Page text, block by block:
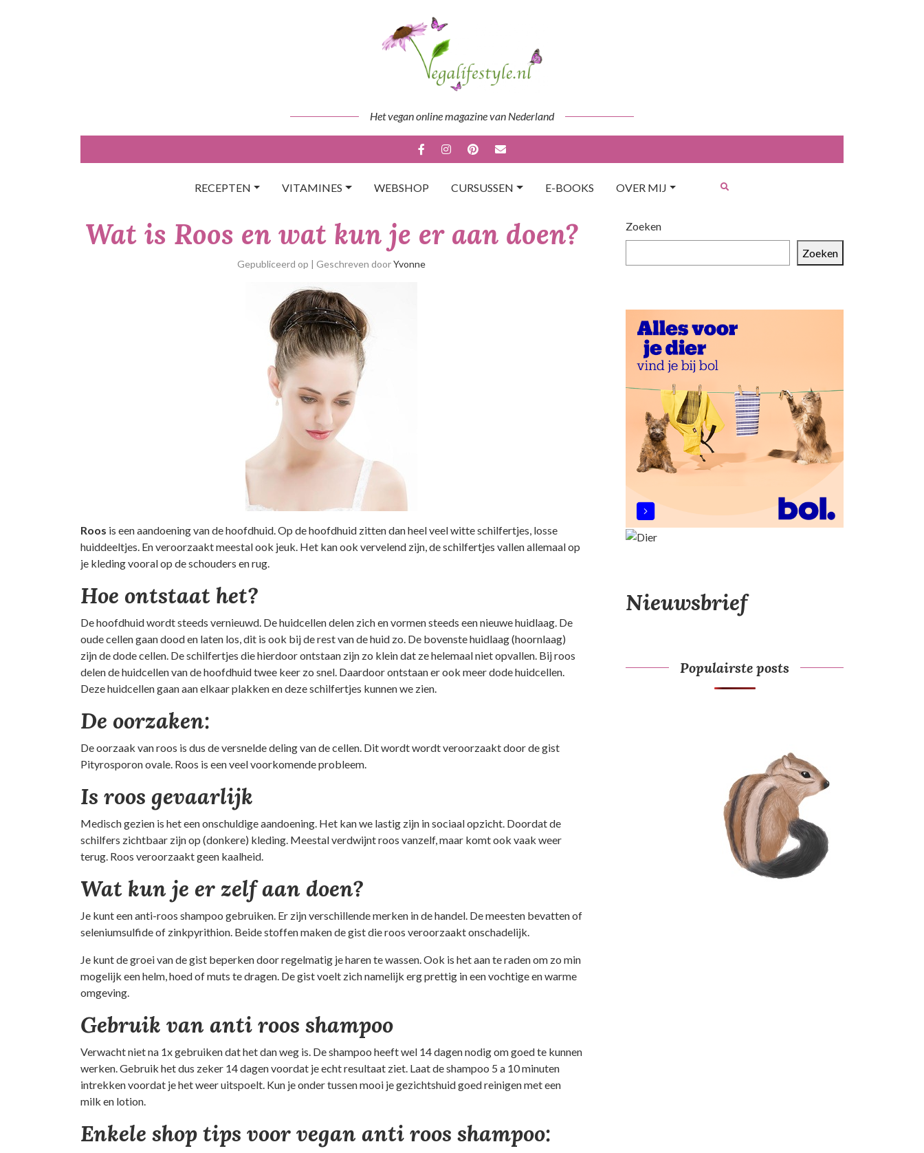
Het vegan online magazine van Nederland
RECEPTEN VITAMINES WEBSHOP CURSUSSEN E-BOOKS OVER MIJ
Wat is Roos en wat kun je er aan doen?
Gepubliceerd op | Geschreven doorYvonne
Roos is een aandoening van de hoofdhuid. Op de hoofdhuid zitten dan heel veel witte schilfertjes, losse
huiddeeltjes. En veroorzaakt meestal ook jeuk. Het kan ook vervelend zijn, de schilfertjes vallen allemaal op
je kleding vooral op de schouders en rug.
Hoe ontstaat het?
De hoofdhuid wordt steeds vernieuwd. De huidcellen delen zich en vormen steeds een nieuwe huidlaag. De
oude cellen gaan dood en laten los, dit is ook bij de rest van de huid zo. De bovenste huidlaag (hoornlaag)
zijn de dode cellen. De schilfertjes die hierdoor ontstaan zijn zo klein dat ze helemaal niet opvallen. Bij roos
delen de huidcellen van de hoofdhuid twee keer zo snel. Daardoor ontstaan er ook meer dode huidcellen.
Deze huidcellen gaan aan elkaar plakken en deze schilfertjes kunnen we zien.
De oorzaken:
De oorzaak van roos is dus de versnelde deling van de cellen. Dit wordt wordt veroorzaakt door de gist
Pityrosporon ovale. Roos is een veel voorkomende probleem.
Is roos gevaarlijk
Medisch gezien is het een onschuldige aandoening. Het kan we lastig zijn in sociaal opzicht. Doordat de
schilfers zichtbaar zijn op (donkere) kleding. Meestal verdwijnt roos vanzelf, maar komt ook vaak weer
terug. Roos veroorzaakt geen kaalheid.
Wat kun je er zelf aan doen?
Je kunt een anti-roos shampoo gebruiken. Er zijn verschillende merken in de handel. De meesten bevatten of
seleniumsulfide of zinkpyrithion. Beide stoffen maken de gist die roos veroorzaakt onschadelijk.
Je kunt de groei van de gist beperken door regelmatig je haren te wassen. Ook is het aan te raden om zo min
mogelijk een helm, hoed of muts te dragen. De gist voelt zich namelijk erg prettig in een vochtige en warme
omgeving.
Gebruik van anti roos shampoo
Verwacht niet na 1x gebruiken dat het dan weg is. De shampoo heeft wel 14 dagen nodig om goed te kunnen
werken. Gebruik het dus zeker 14 dagen voordat je echt resultaat ziet. Laat de shampoo 5 a 10 minuten
intrekken voordat je het weer uitspoelt. Kun je onder tussen mooi je gezichtshuid goed reinigen met een
milk en lotion.
Enkele shop tips voor vegan anti roos shampoo:
Zoeken
Zoeken
Nieuwsbrief
Populairste posts